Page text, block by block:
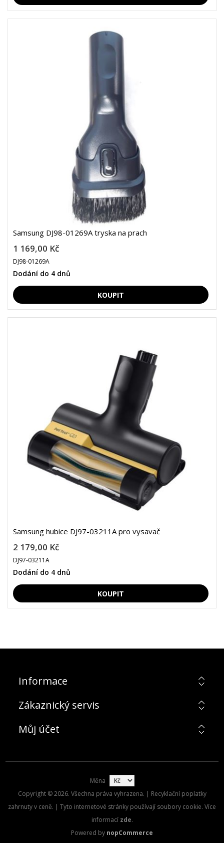
Samsung DJ98-01269A tryska na prach
1 169,00 Kč
DJ98-01269A
Dodání do 4 dnů
Samsung hubice DJ97-03211A pro vysavač
2 179,00 Kč
DJ97-03211A
Dodání do 4 dnů
Informace
Zákaznický servis
Můj účet
Měna
Copyright © 2026. Všechna práva vyhrazena. | Recyklační poplatky
zahrnuty v ceně. | Tyto internetové stránky používají soubory cookie. Více
informací zde.
Powered by nopCommerce